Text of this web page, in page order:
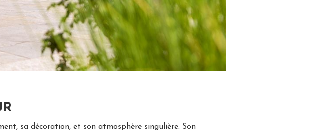
sa décoration, et son atmosphère singulière. Son